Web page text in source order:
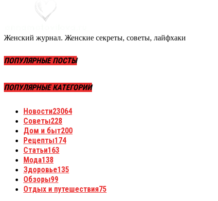
Женский журнал. Женские секреты, советы, лайфхаки
ПОПУЛЯРНЫЕ ПОСТЫ
ПОПУЛЯРНЫЕ КАТЕГОРИИ
Новости23064
Советы228
Дом и быт200
Рецепты174
Статьи163
Мода138
Здоровье135
Обзоры99
Отдых и путешествия75